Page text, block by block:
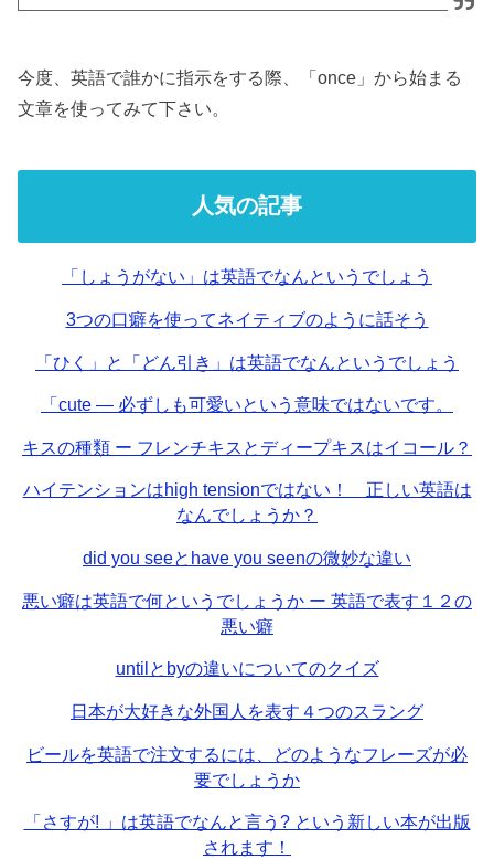
今度、英語で誰かに指示をする際、「once」から始まる
文章を使ってみて下さい。
人気の記事
「しょうがない」は英語でなんというでしょう
3つの口癖を使ってネイティブのように話そう
「ひく」と「どん引き」は英語でなんというでしょう
「cute — 必ずしも可愛いという意味ではないです。
キスの種類 ー フレンチキスとディープキスはイコール？
ハイテンションはhigh tensionではない！ 正しい英語は
なんでしょうか？
did you seeとhave you seenの微妙な違い
悪い癖は英語で何というでしょうか ー 英語で表す１２の
悪い癖
untilとbyの違いについてのクイズ
日本が大好きな外国人を表す４つのスラング
ビールを英語で注文するには、どのようなフレーズが必
要でしょうか
「さすが! 」は英語でなんと言う? という新しい本が出版
されます！